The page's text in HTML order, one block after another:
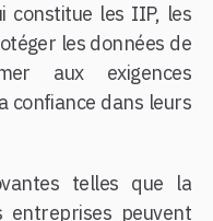
constitue les IIP, les
les données de
aux exigences
confiance dans leurs
telles que la
entreprises peuvent